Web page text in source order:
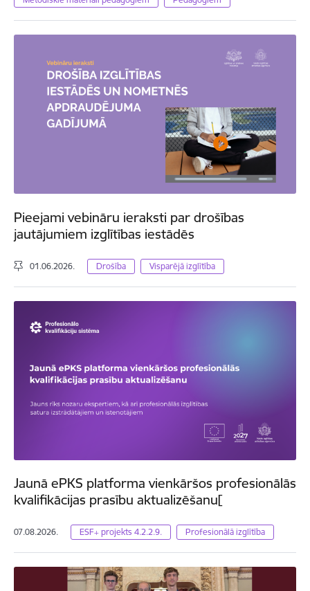
Pieejami vebināru ieraksti par drošības
jautājumiem izglītības iestādēs
01.06.2026. Drošība Visparējā izglītība
Jaunā ePKS platforma vienkāršos profesionālās
kvalifikācijas prasību aktualizēšanu[
07.08.2026. ESF+ projekts 4.2.2.9. Profesionālā izglītība